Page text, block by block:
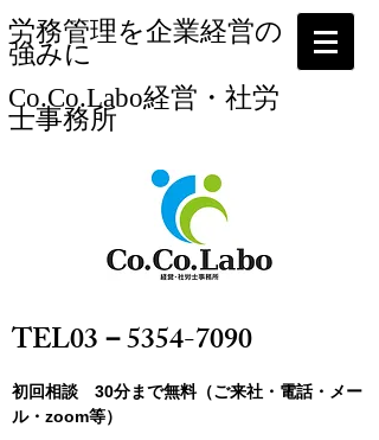
​労務管理を企業経営の
強みに
Co.Co.Labo経営・社労
士事務所​
​TEL03－5354-7090
​初回相談 30分まで無料（ご来社・電話・メー
ル・zoom等）